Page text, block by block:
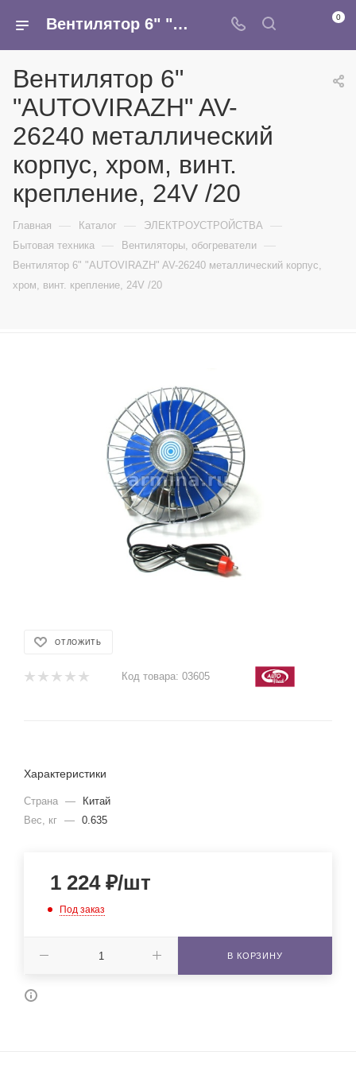
Вентилятор 6" "AUTOVIRAZH" AV-26240 металлический корпус, хром, винт. крепление, 24V /20 - купить в интернет-магазине Армина 0
Вентилятор 6"
"AUTOVIRAZH" AV-
26240 металлический
корпус, хром, винт.
крепление, 24V /20
Главная — Каталог — ЭЛЕКТРОУСТРОЙСТВА —
Бытовая техника — Вентиляторы, обогреватели —
Вентилятор 6" "AUTOVIRAZH" AV-26240 металлический корпус,
хром, винт. крепление, 24V /20
ОТЛОЖИТЬ
Код товара: 03605
Характеристики
Страна —
Китай
Вес, кг — 0.635
1 224₽/шт
Под заказ
В КОРЗИНУ